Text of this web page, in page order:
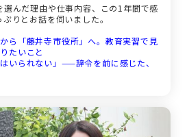
んだ理由や仕事内容、この1年間で感
りとお話を伺いました。
から「藤井寺市役所」へ。教育実習で見
たいこと
いられない」——辞令を前に感じた、
不安
な仕事内容。制度を一から作り上げる
思った瞬間。優しい先輩と、自分らし